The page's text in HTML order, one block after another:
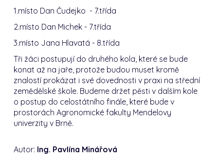
1.místo Dan Čudejko - 7.třída
2.místo Dan Michek - 7.třída
3.místo Jana Hlavatá - 8.třída
Tři žáci postupují do druhého kola, které se bude
konat až na jaře, protože budou muset kromě
znalostí prokázat i své dovednosti v praxi na střední
zemědělské škole. Budeme držet pěsti v dalším kole
o postup do celostátního finále, které bude v
prostorách Agronomické fakulty Mendelovy
univerzity v Brně.
Autor: Ing. Pavlína Minářová